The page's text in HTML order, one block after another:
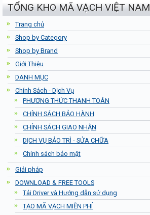
TỔNG KHO MÃ VẠCH VIỆT NAM
Trang chủ
Shop by Category
Shop by Brand
Giới Thiệu
DANH MỤC
Chính Sách - Dịch Vụ
PHƯƠNG THỨC THANH TOÁN
CHÍNH SÁCH BẢO HÀNH
CHÍNH SÁCH GIAO NHẬN
DỊCH VỤ BẢO TRÌ - SỬA CHỮA
Chính sách bảo mật
Giải pháp
DOWNLOAD & FREE TOOLS
Tải Driver và Hướng dẫn sử dụng
TẠO MÃ VẠCH MIỄN PHÍ